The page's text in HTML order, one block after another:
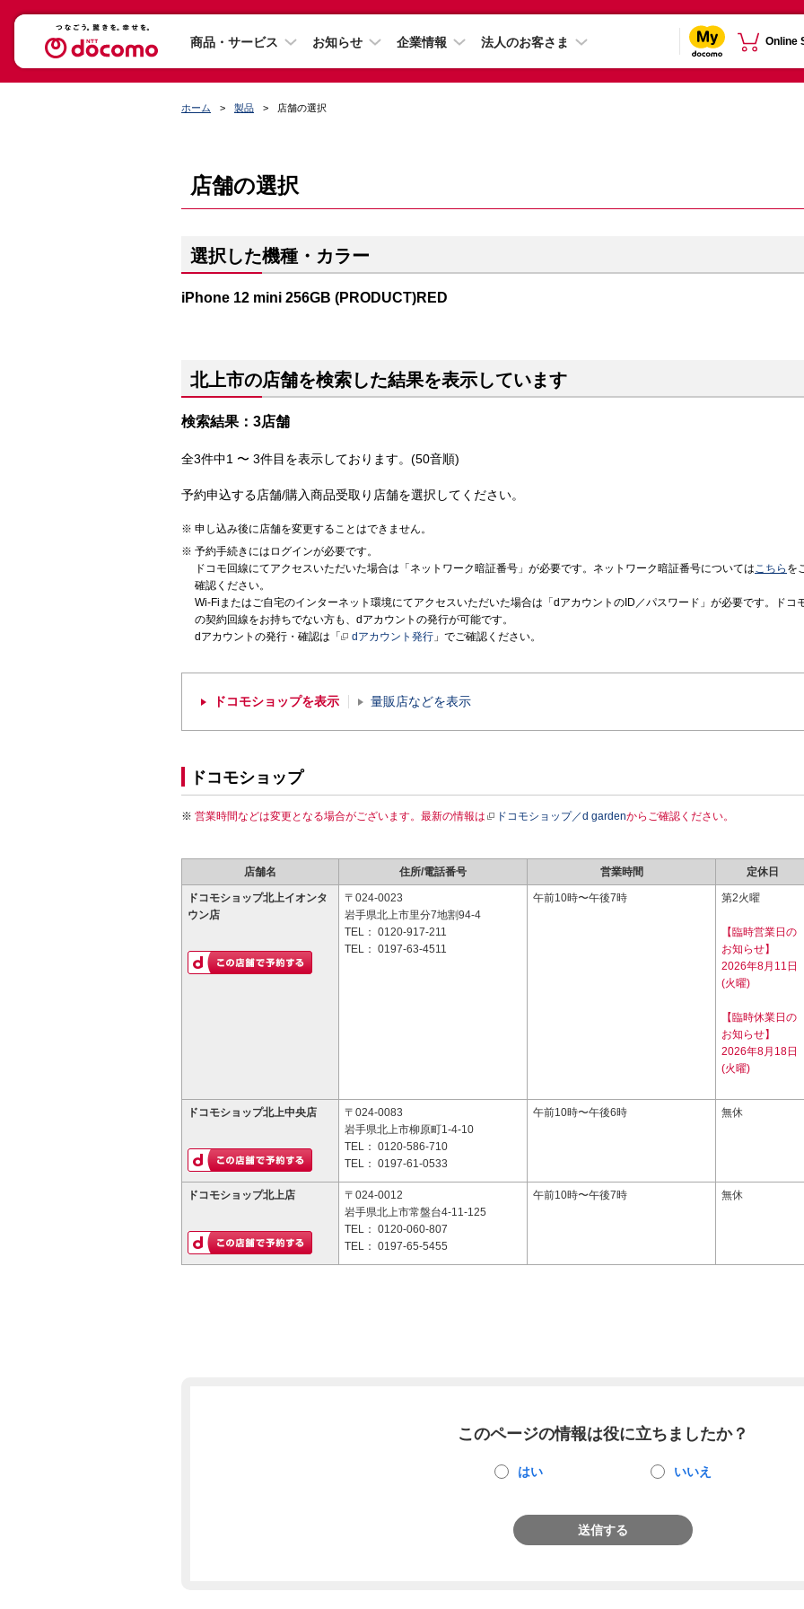
商品・サービス お知らせ 企業情報 法人のお客さま Online
ホーム 製品 店舗の選択
店舗の選択
選択した機種・カラー
iPhone 12 mini 256GB (PRODUCT)RED
北上市の店舗を検索した結果を表示しています
検索結果：3店舗
全3件中1 〜 3件目を表示しております。(50音順)
予約申込する店舗/購入商品受取り店舗を選択してください。
申し込み後に店舗を変更することはできません。
予約手続きにはログインが必要です。
ドコモ回線にてアクセスいただいた場合は「ネットワーク暗証番号」が必要です。ネットワーク暗証番号についてはこちら を
確認ください。
Wi-Fiまたはご自宅のインターネット環境にてアクセスいただいた場合は「dアカウントのID／パスワード」が必要です。ドコ
の契約回線をお持ちでない方も、dアカウントの発行が可能です。
dアカウントの発行・確認は「
dアカウント発行 」でご確認ください。
ドコモショップを表示 量販店などを表示
ドコモショップ
営業時間などは変更となる場合がございます。最新の情報は ドコモショップ／d gardenからご確認ください。
店舗名 住所/電話番号 営業時間 定休日
ドコモショップ北上イオンタ
ウン店
〒024-0023
岩手県北上市里分7地割94-4
TEL： 0120-917-211
TEL： 0197-63-4511
午前10時〜午後7時 第2火曜
【臨時営業日の
お知らせ】
2026年8月11日
(火曜)
【臨時休業日の
お知らせ】
2026年8月18日
(火曜)
ドコモショップ北上中央店
〒024-0083
岩手県北上市柳原町1-4-10
TEL： 0120-586-710
TEL： 0197-61-0533
午前10時〜午後6時 無休
ドコモショップ北上店
〒024-0012
岩手県北上市常盤台4-11-125
TEL： 0120-060-807
TEL： 0197-65-5455
午前10時〜午後7時 無休
このページの情報は役に立ちましたか？
はい いいえ
送信する